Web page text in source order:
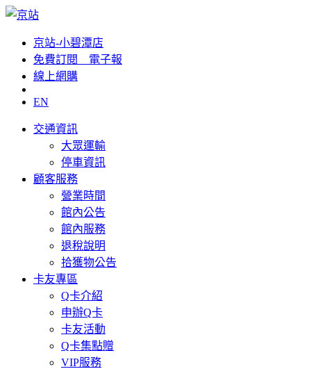
京站-小碧潭店
免費訂閱__電子報
線上網購
EN
交通資訊
大眾運輸
停車資訊
顧客服務
營業時間
館內公告
館內服務
退稅說明
拾獲物公告
卡友專區
Q卡介紹
申辦Q卡
卡友活動
Q卡集點贈
VIP服務